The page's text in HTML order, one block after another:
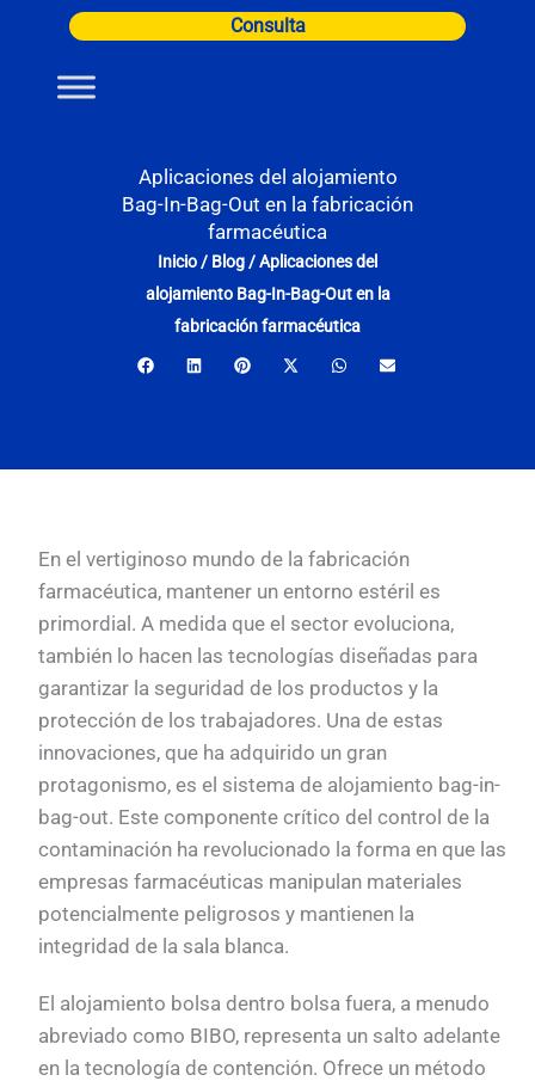
contenido
Consulta
Aplicaciones del alojamiento
Bag-In-Bag-Out en la fabricación
farmacéutica
Inicio/ Blog/Aplicaciones del
alojamiento Bag-In-Bag-Out en la
fabricación farmacéutica
En el vertiginoso mundo de la fabricación
farmacéutica, mantener un entorno estéril es
primordial. A medida que el sector evoluciona,
también lo hacen las tecnologías diseñadas para
garantizar la seguridad de los productos y la
protección de los trabajadores. Una de estas
innovaciones, que ha adquirido un gran
protagonismo, es el sistema de alojamiento bag-in-
bag-out. Este componente crítico del control de la
contaminación ha revolucionado la forma en que las
empresas farmacéuticas manipulan materiales
potencialmente peligrosos y mantienen la
integridad de la sala blanca.
El alojamiento bolsa dentro bolsa fuera, a menudo
abreviado como BIBO, representa un salto adelante
en la tecnología de contención. Ofrece un método